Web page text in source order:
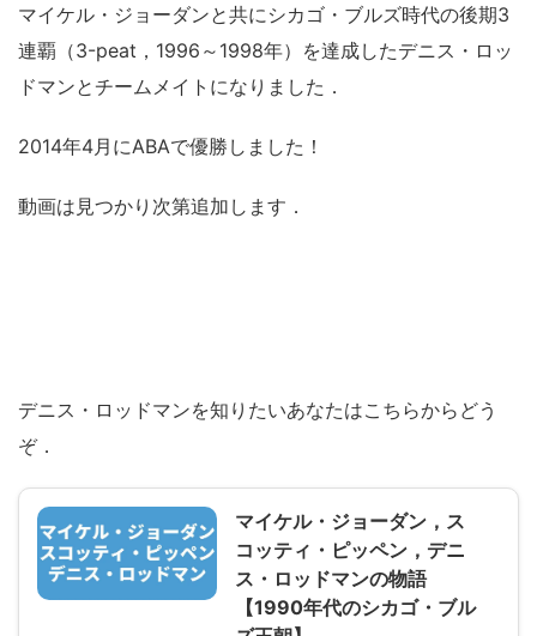
マイケル・ジョーダンと共にシカゴ・ブルズ時代の後期3
連覇（3-peat，1996～1998年）を達成したデニス・ロッ
ドマンとチームメイトになりました．
2014年4月にABAで優勝しました！
動画は見つかり次第追加します．
デニス・ロッドマンを知りたいあなたはこちらからどう
ぞ．
マイケル・ジョーダン，ス
コッティ・ピッペン，デニ
ス・ロッドマンの物語
【1990年代のシカゴ・ブル